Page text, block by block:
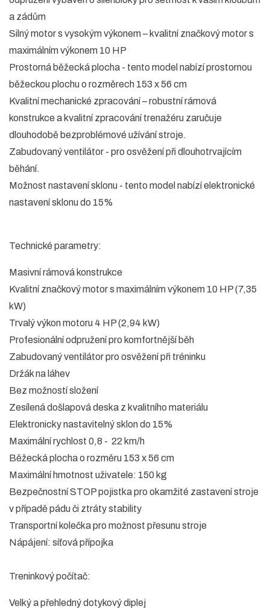
a zádům
Silný motor s vysokým výkonem – kvalitní značkový motor s
maximálním výkonem 10 HP
Prostorná běžecká plocha - tento model nabízí prostornou
běžeckou plochu o rozměrech 153 x 56 cm
Kvalitní mechanické zpracování – robustní rámová
konstrukce a kvalitní zpracování trenažéru zaručuje
dlouhodobě bezproblémové užívání stroje.
Zabudovaný ventilátor - pro osvěžení při dlouhotrvajícím
běhání.
Možnost nastavení sklonu - tento model nabízí elektronické
nastavení sklonu do 15%
Technické parametry:
Masivní rámová konstrukce
Kvalitní značkový motor s maximálním výkonem 10 HP (7,35
kW)
Trvalý výkon motoru 4 HP (2,94 kW)
Profesionální odpružení pro komfortnější běh
Zabudovaný ventilátor pro osvěžení při tréninku
Držák na láhev
Bez možností složení
Zesílená došlapová deska z kvalitního materiálu
Elektronicky nastavitelný sklon do 15%
Maximální rychlost 0,8 - 22 km/h
Běžecká plocha o rozměru 153 x 56 cm
Maximální hmotnost uživatele: 150 kg
Bezpečnostní STOP pojistka pro okamžité zastavení stroje
v případě pádu či ztráty stability
Transportní kolečka pro možnost přesunu stroje
Nápájení: síťová přípojka
Treninkový počítač:
Velký a přehledný dotykový diplej